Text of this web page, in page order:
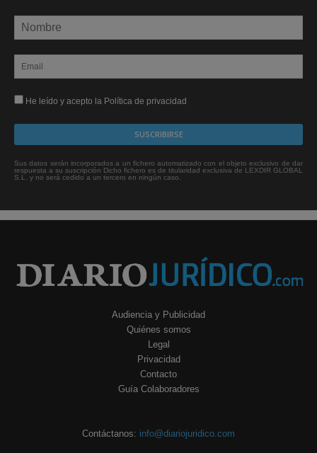
He leído y acepto la Política de privacidad
Sus datos serán incorporados a un fichero automatizado con el objeto exclusivo de dar
respuesta a su suscripción Dicho fichero es de titularidad exclusiva de LEXDIR GLOBAL
S.L. y no será cedido a un tercero en ningún caso.
Audiencia y Publicidad
Quiénes somos
Legal
Privacidad
Contacto
Guía Colaboradores
Contáctanos: info@diariojuridico.com